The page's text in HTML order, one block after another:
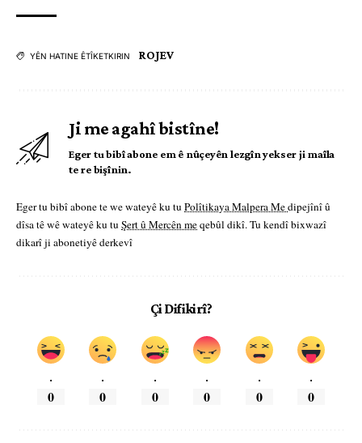
YÊN HATINE ÊTÎKETKIRIN ROJEV
Ji me agahî bistîne!
Eger tu bibî abone em ê nûçeyên lezgîn yekser ji maîla
te re bişînin.
Eger tu bibî abone te we wateyê ku tu Polîtikaya Malpera Medipejînî û
dîsa tê wê wateyê ku tu Şert û Mercên meqebûl dikî. Tu kendî bixwazî
dikarî ji abonetiyê derkevî
Çi Difikirî?
.
0
.
0
.
0
.
0
.
0
.
0